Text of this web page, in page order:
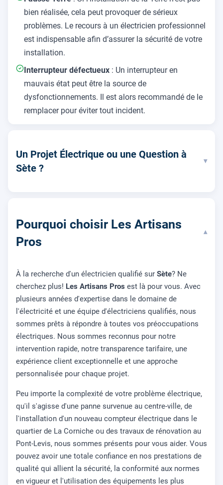
bien réalisée, cela peut provoquer de sérieux
problèmes. Le recours à un électricien professionnel
est indispensable afin d’assurer la sécurité de votre
installation.
Interrupteur défectueux : Un interrupteur en
mauvais état peut être la source de
dysfonctionnements. Il est alors recommandé de le
remplacer pour éviter tout incident.
Un Projet Électrique ou une Question à
Sète ?
▾
Pourquoi choisir Les Artisans
Pros
▾
À la recherche d'un électricien qualifié sur Sète? Ne
cherchez plus! Les Artisans Pros est là pour vous. Avec
plusieurs années d'expertise dans le domaine de
l'électricité et une équipe d'électriciens qualifiés, nous
sommes prêts à répondre à toutes vos préoccupations
électriques. Nous sommes reconnus pour notre
intervention rapide, notre transparence tarifaire, une
expérience client exceptionnelle et une approche
personnalisée pour chaque projet.
Peu importe la complexité de votre problème électrique,
qu'il s'agisse d'une panne survenue au centre-ville, de
l'installation d'un nouveau compteur électrique dans le
quartier de La Corniche ou des travaux de rénovation au
Pont-Levis, nous sommes présents pour vous aider. Vous
pouvez avoir une totale confiance en nos prestations de
qualité qui allient la sécurité, la conformité aux normes
en vigueur et l'utilisation des équipements les plus